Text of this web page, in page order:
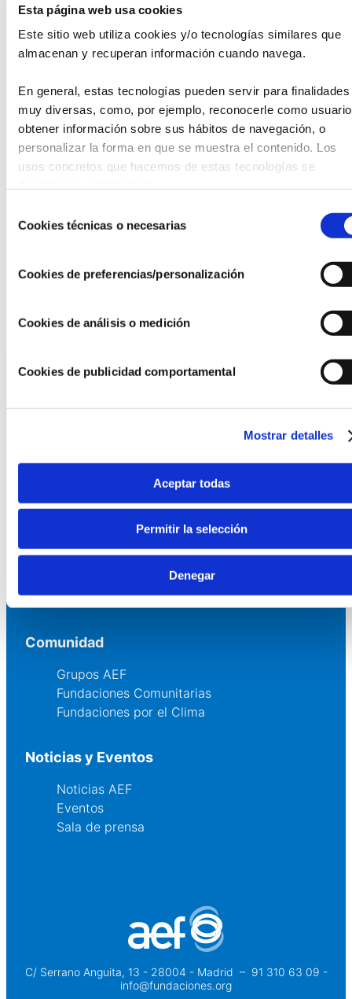
Esta página web usa cookies
Este sitio web utiliza cookies y/o tecnologías similares que
almacenan y recuperan información cuando navega.
En general, estas tecnologías pueden servir para finalidades
muy diversas, como, por ejemplo, reconocerle como
obtener información sobre sus hábitos de navegación, o
personalizar la forma en que se muestra el contenido. Los
usos concretos que hacemos de estas tecnologías se
deCookies técnicas o necesarias
Cookies de preferencias/personalización
Cookies de análisis o medición
Cookies de publicidad comportamental
Mostrar detalles
Aceptar todas
Permitir la selección
Denegar
Aquí Estoy Chat, Asociación Decedario, Discape Box,
Fundació Privada Kalida, Fundación Mahou San Miguel,
Fundación Segunda Parte, Light Humanity, Autofabricantes
(Integrados).
Además, en este evento, podrás vivir ¡la esperada entrega
de premios!
¿Quieres ser testigo de este momento único? ¡No pierdas la
La AEF
Fundaciones Asociadas
Asesoría
Formación y eventos
Convocatoria de Fundaciones
Comunidad
Grupos AEF
Fundaciones Comunitarias
Fundaciones por el Clima
Noticias y Eventos
Noticias AEF
Eventos
Sala de prensa
C/ Serrano Anguita, 13 - 28004 - Madrid – 91 310 63 09 -
info@fundaciones.org